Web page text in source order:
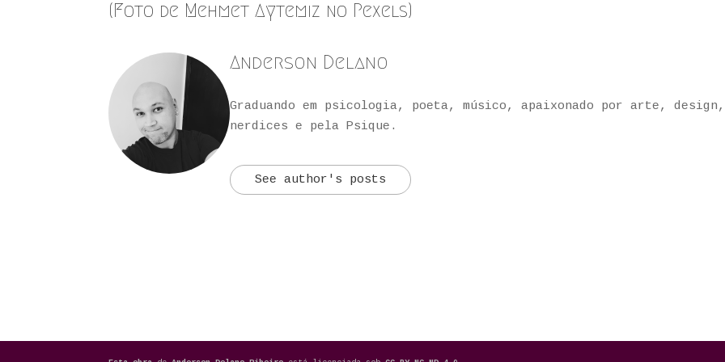
(Foto de Mehmet Aytemiz no Pexels)
Anderson Delano
Graduando em psicologia, poeta, músico, apaixonado por arte, design,
nerdices e pela Psique.
See author's posts